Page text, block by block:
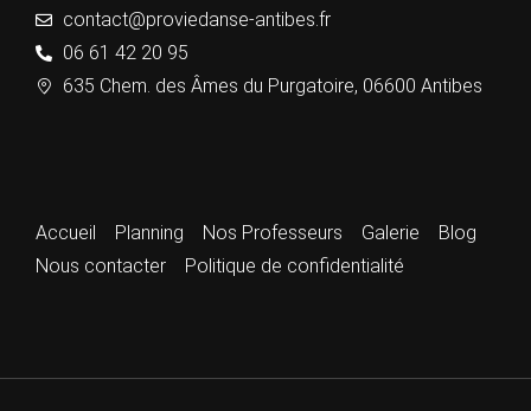
contact@proviedanse-antibes.fr
06 61 42 20 95
635 Chem. des Âmes du Purgatoire, 06600 Antibes
Accueil Planning Nos Professeurs Galerie
Blog
Nous contacter
Politique de confidentialité